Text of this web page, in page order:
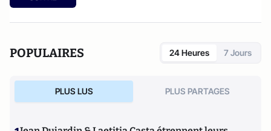
ans, en Master d'école de commerce, et grand amateur de One Man Shows.
POPULAIRES 24 Heures 7 Jours
PLUS LUS PLUS PARTAGES